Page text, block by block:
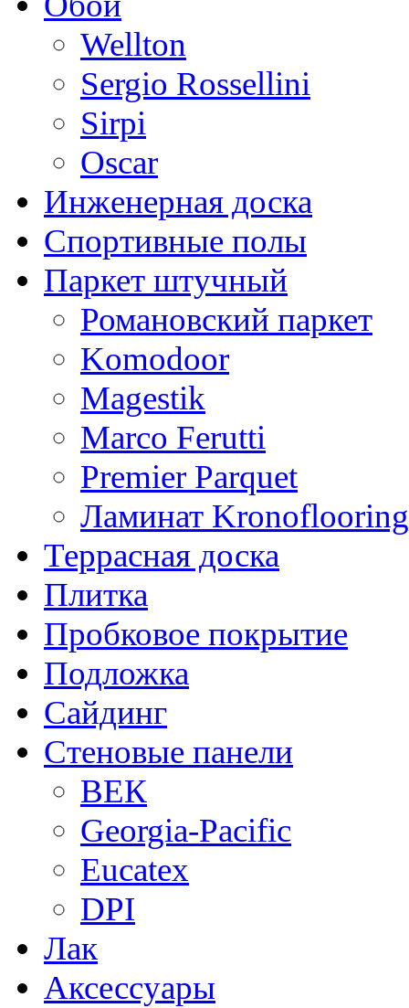
Wellton
Sergio Rossellini
Sirpi
Oscar
Инженерная доска
Спортивные полы
Паркет штучный
Романовский паркет
Komodoor
Magestik
Marco Ferutti
Premier Parquet
Ламинат Kronoflooring
Террасная доска
Плитка
Пробковое покрытие
Подложка
Сайдинг
Стеновые панели
ВЕК
Georgia-Pacific
Eucatex
DPI
Лак
Аксессуары